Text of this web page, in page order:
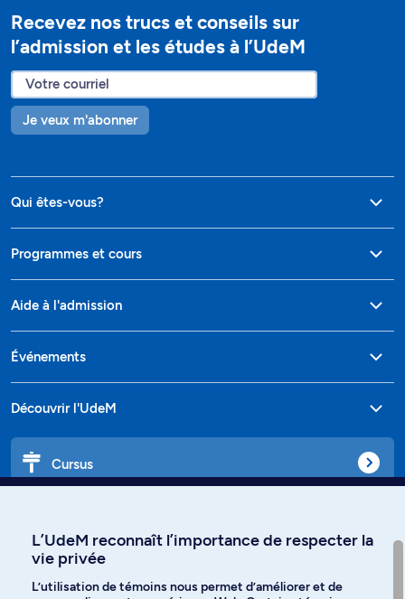
Recevez nos trucs et conseils sur
l’admission et les études à l’UdeM
Je veux m'abonner
Qui êtes-vous?
Programmes et cours
Aide à l'admission
Événements
Découvrir l'UdeM
Cursus
L’UdeM reconnaît l’importance de respecter la
vie privée
L’utilisation de témoins nous permet d’améliorer et de